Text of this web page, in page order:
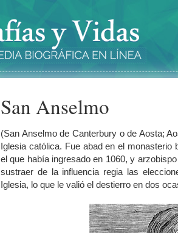
San Anselmo
(San Anselmo de Canterbury o de Aosta;
Iglesia católica. Fue abad en el
el que había ingresado en 1060, y
sustraer de la influencia regia las
Iglesia, lo que le valió el destierro en dos